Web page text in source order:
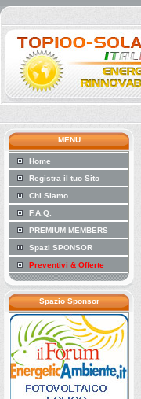
MENU
Home
Registra il tuo Sito
Chi Siamo
F.A.Q.
PREMIUM MEMBERS
Spazi SPONSOR
Preventivi & Offerte
Spazio Sponsor